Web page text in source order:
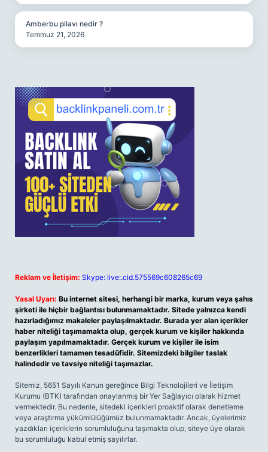
Amberbu pilavı nedir ?
Temmuz 21, 2026
Reklam ve İletişim: Skype: live:.cid.575569c608265c69
Yasal Uyarı: Bu internet sitesi, herhangi bir marka, kurum veya şahıs
şirketi ile hiçbir bağlantısı bulunmamaktadır. Sitede yalnızca kendi
hazırladığımız makaleler paylaşılmaktadır. Burada yer alan içerikler
haber niteliği taşımamakta olup, gerçek kurum ve kişiler hakkında
paylaşım yapılmamaktadır. Gerçek kurum ve kişiler ile isim
benzerlikleri tamamen tesadüfidir. Sitemizdeki bilgiler taslak
halindedir ve tavsiye niteliği taşımazlar.
Sitemiz, 5651 Sayılı Kanun gereğince Bilgi Teknolojileri ve İletişim
Kurumu (BTK) tarafından onaylanmış bir Yer Sağlayıcı olarak hizmet
vermektedir. Bu nedenle, sitedeki içerikleri proaktif olarak denetleme
veya araştırma yükümlülüğümüz bulunmamaktadır. Ancak, üyelerimiz
yazdıkları içeriklerin sorumluluğunu taşımakta olup, siteye üye olarak
bu sorumluluğu kabul etmiş sayılırlar.